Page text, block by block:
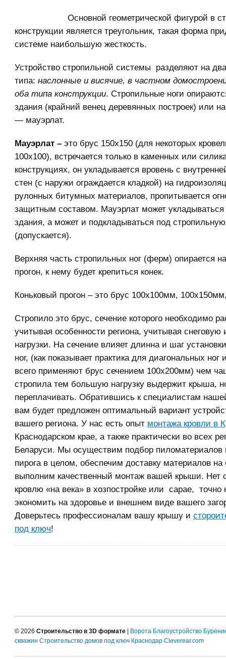
Основной геометрической фигурой в
конструкции является треугольник, такая форма
системе наибольшую жесткость.
Устройство стропильной системы разделяют на два
типа: наслонные и висячие, в частном
оба типа конструкции. Стропильные ноги
здания (крайний венец деревянных построек) или
— мауэрлат.
Мауэрлат – это брус 150х150 (для некоторых
100х100), встречается только в каменных или
конструкциях, он укладывается вровень с
стен (с наружи ограждается кладкой) на
рулонных битумных материалов, пропитывается
защитным составом. Мауэрлат может
здания, а может и подкладываться под стропильную
(допускается).
Верхняя часть стропильных ног (ферм) опирается
прогон, к нему будет крепиться конек.
Коньковый прогон – это брус 100х100мм,
Стропило это брус, сечение которого необходимо
учитывая особенности региона, учитывая снеговую
нагрузки. На сечение влияет длинна и шаг
ног, (как показывает практика для диагональных
всего применяют брус сечением 100х200мм) чем
стропила тем большую нагрузку выдержит крыша,
переплачивать. Обратившись к специалистам
вам будет предложен оптимальный вариант
вашего региона. У нас есть опыт монтажа кровли в
Краснодарском крае, а также практически во всех
Беларуси. Мы осуществим подбор пиломатериалов
пирога в целом, обеспечим доставку материалов на
выполним качественный монтаж вашей крыши. Нет
кровлю «на века» в хозпостройке или сарае, точно
экономить на здоровье и внешнем виде вашего
Доверьтесь профессионалам вашу крышу и
под ключ!
© 2026 Строительство в 3D формате | Ворота Благоустройство
скважин Строительство домов под ключ Краснодар Cleverear.com